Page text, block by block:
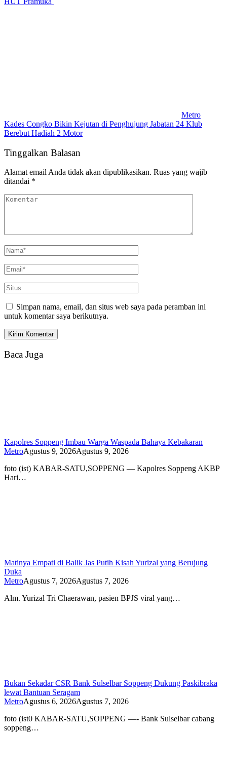
Metro
Kades Congko Bikin Kejutan di Penghujung Jabatan 24 Klub
Berebut Hadiah 2 Motor
Tinggalkan Balasan
Alamat email Anda tidak akan dipublikasikan. Ruas yang wajib
ditandai *
Simpan nama, email, dan situs web saya pada peramban ini
untuk komentar saya berikutnya.
Baca Juga
Kapolres Soppeng Imbau Warga Waspada Bahaya Kebakaran
MetroAgustus 9, 2026Agustus 9, 2026
foto (ist) KABAR-SATU,SOPPENG — Kapolres Soppeng AKBP
Hari…
Matinya Empati di Balik Jas Putih Kisah Yurizal yang Berujung
Duka
MetroAgustus 7, 2026Agustus 7, 2026
Alm. Yurizal Tri Chaerawan, pasien BPJS viral yang…
Bukan Sekadar CSR Bank Sulselbar Soppeng Dukung Paskibraka
lewat Bantuan Seragam
MetroAgustus 6, 2026Agustus 7, 2026
foto (ist0 KABAR-SATU,SOPPENG —- Bank Sulselbar cabang
soppeng…